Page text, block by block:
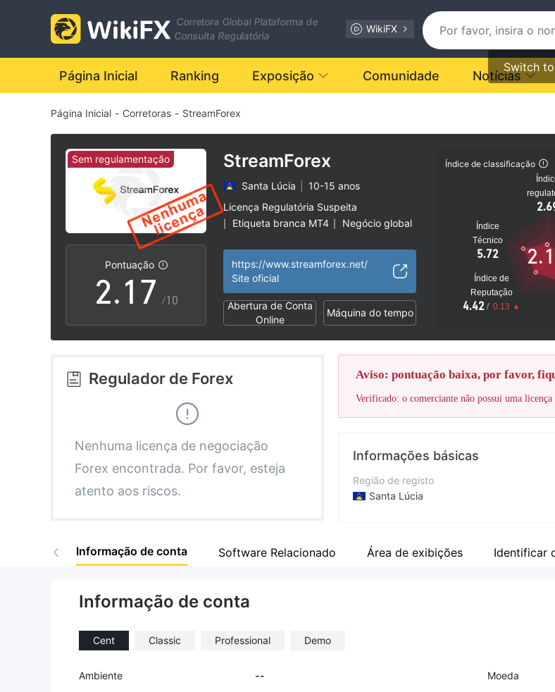
Corretora Global Plataforma de
Consulta Regulatória
WikiFX
Switch
Página Inicial Ranking Exposição Comunidade Notícias
Página Inicial - Corretoras - StreamForex
Sem regulamentação
Pontuação
0
1
2
3
4
6
7
9
.
0
1
2
3
5
6
7
8
9
1
2
3
4
5
6
7
8
9
/10
StreamForex
Santa Lúcia
10-15 anos
Licença Regulatória Suspeita
Etiqueta branca MT4 Negócio global
https://www.streamforex.net/
Site oficial
Abertura de Conta
Online
Máquina do tempo
Índice de classificação
Índice
Técnico
5.72
Índice de
Reputação
4.42 / 0.13
Regulador de Forex
Nenhuma licença de negociação
Forex encontrada. Por favor, esteja
atento aos riscos.
Aviso: pontuação baixa, por favor,
Verificado: o comerciante não possui uma
Informações básicas
Região de registo
Santa Lúcia
Empresa
Informação de conta Software Relacionado Área de exibições Identificar
Informação de conta
Cent Classic Professional Demo
Ambiente -- Moeda